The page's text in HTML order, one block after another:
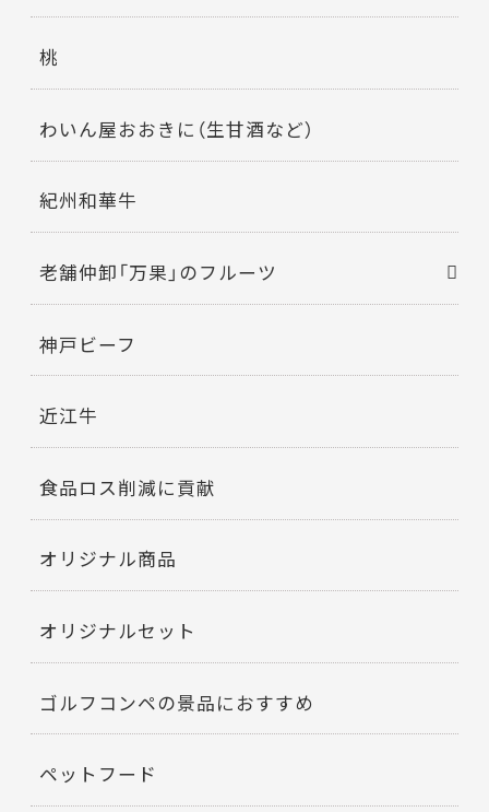
桃
わいん屋おおきに（生甘酒など）
紀州和華牛
老舗仲卸「万果」のフルーツ
神戸ビーフ
近江牛
食品ロス削減に貢献
オリジナル商品
オリジナルセット
ゴルフコンペの景品におすすめ
ペットフード